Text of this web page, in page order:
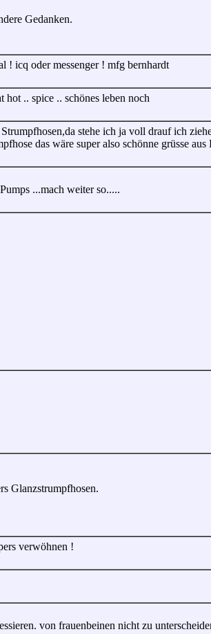
Gedanken.
! icq oder messenger ! mfg bernhardt
.. spice .. schönes leben noch
stehe ich ja voll drauf ich
das wäre super also schönne grüsse
...mach weiter so.....
Glanzstrumpfhosen.
verwöhnen !
von frauenbeinen nicht zu